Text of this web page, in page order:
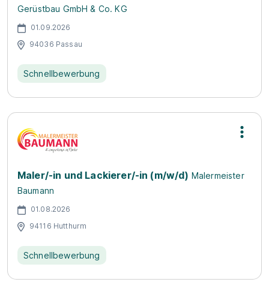
Gerüstbau GmbH & Co. KG
01.09.2026
94036 Passau
Schnellbewerbung
Maler/-in und Lackierer/-in (m/w/d) Malermeister
Baumann
01.08.2026
94116 Hutthurm
Schnellbewerbung